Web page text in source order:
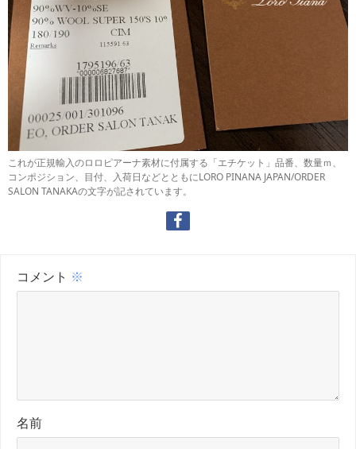
これが正規輸入のロロピアーナ素材に付属する「エチケット」品番、数量ｍ、
コンポジション、目付、入荷日などとともにLORO PINANA JAPAN/ORDER
SALON TANAKAの文字が記されています。
コメント ※
名前